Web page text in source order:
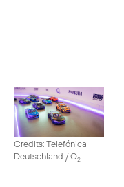
Credits: Telefónica
Deutschland / O2